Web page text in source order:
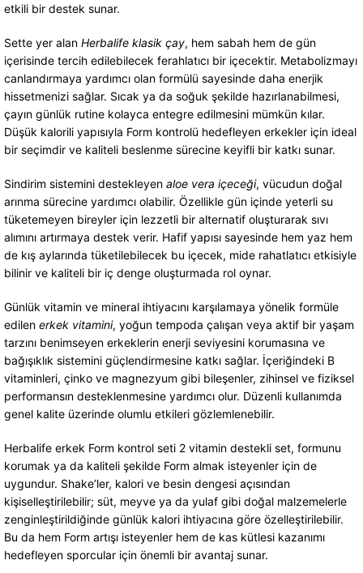
etkili bir destek sunar.
Sette yer alan Herbalife klasik çay, hem sabah hem de gün
içerisinde tercih edilebilecek ferahlatıcı bir içecektir. Metabolizmayı
canlandırmaya yardımcı olan formülü sayesinde daha enerjik
hissetmenizi sağlar. Sıcak ya da soğuk şekilde hazırlanabilmesi,
çayın günlük rutine kolayca entegre edilmesini mümkün kılar.
Düşük kalorili yapısıyla Form kontrolü hedefleyen erkekler için ideal
bir seçimdir ve kaliteli beslenme sürecine keyifli bir katkı sunar.
Sindirim sistemini destekleyen aloe vera içeceği, vücudun doğal
arınma sürecine yardımcı olabilir. Özellikle gün içinde yeterli su
tüketemeyen bireyler için lezzetli bir alternatif oluşturarak sıvı
alımını artırmaya destek verir. Hafif yapısı sayesinde hem yaz hem
de kış aylarında tüketilebilecek bu içecek, mide rahatlatıcı etkisiyle
bilinir ve kaliteli bir iç denge oluşturmada rol oynar.
Günlük vitamin ve mineral ihtiyacını karşılamaya yönelik formüle
edilen erkek vitamini, yoğun tempoda çalışan veya aktif bir yaşam
tarzını benimseyen erkeklerin enerji seviyesini korumasına ve
bağışıklık sistemini güçlendirmesine katkı sağlar. İçeriğindeki B
vitaminleri, çinko ve magnezyum gibi bileşenler, zihinsel ve fiziksel
performansın desteklenmesine yardımcı olur. Düzenli kullanımda
genel kalite üzerinde olumlu etkileri gözlemlenebilir.
Herbalife erkek Form kontrol seti 2 vitamin destekli set, formunu
korumak ya da kaliteli şekilde Form almak isteyenler için de
uygundur. Shake’ler, kalori ve besin dengesi açısından
kişiselleştirilebilir; süt, meyve ya da yulaf gibi doğal malzemelerle
zenginleştirildiğinde günlük kalori ihtiyacına göre özelleştirilebilir.
Bu da hem Form artışı isteyenler hem de kas kütlesi kazanımı
hedefleyen sporcular için önemli bir avantaj sunar.